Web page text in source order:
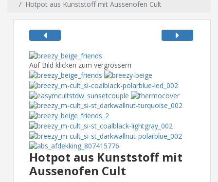
Hotpot aus Kunststoff mit Aussenofen Cult
Auf Bild klicken zum vergrössern
Hotpot aus Kunststoff mit
Aussenofen Cult